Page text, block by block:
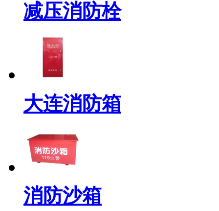
减压消防栓
大连消防箱
消防沙箱